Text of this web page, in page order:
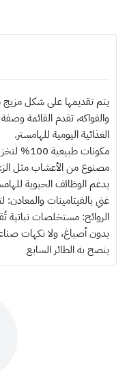
يتم تقديمها على شكل مزيج
والفواكه، تقدم القائمة
الغذائية اليومية للهامستر.
مكونات طبيعية 100% لتخزين الأطعمة الشهية بشكل طبيعي!
مصنوع من الأعشاب مثل
يدعم الوظائف الحيوية
غني بالفيتامينات
الروائح: مستخلصات نباتية
بدون أصباغ، ولا نكهات
ينصح بهالطائر السابع